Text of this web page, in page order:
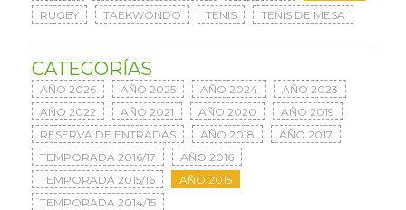
RUGBY
TAEKWONDO TENIS TENIS DE MESA
CATEGORÍAS
AÑO 2026 AÑO 2025 AÑO 2024
AÑO 2023
AÑO 2022
AÑO 2021 AÑO 2020
AÑO 2019
RESERVA DE ENTRADAS
AÑO 2018
AÑO 2017
TEMPORADA 2016/17
AÑO 2016
TEMPORADA 2015/16
AÑO 2015
TEMPORADA 2014/15